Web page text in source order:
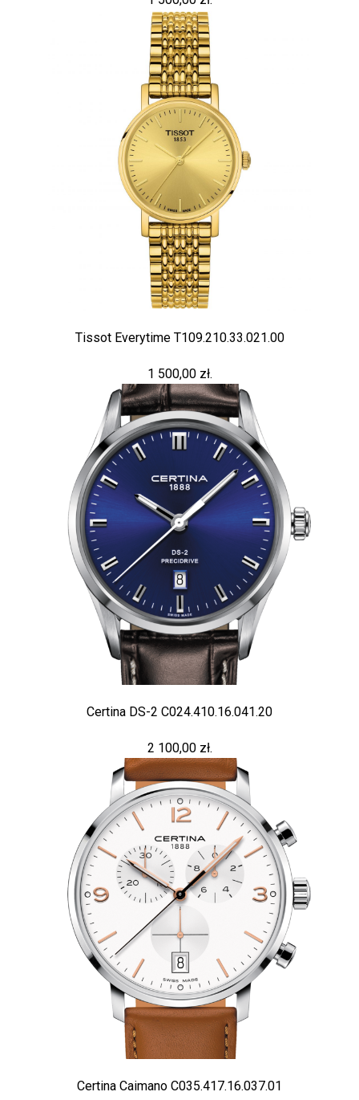
Tissot Everytime T109.210.33.021.00
1 500,00 zł.
Certina DS-2 C024.410.16.041.20
2 100,00 zł.
Certina Caimano C035.417.16.037.01